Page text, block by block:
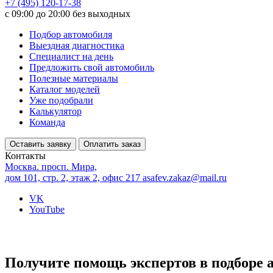
+7 (495) 120-17-38
с 09:00 до 20:00 без выходных
Подбор автомобиля
Выездная диагностика
Специалист на день
Предложить свой автомобиль
Полезные материалы
Каталог моделей
Уже подобрали
Калькулятор
Команда
Оставить заявку Оплатить заказ
Контакты
Москва. просп. Мира,
дом 101, стр. 2, этаж 2, офис 217 asafev.zakaz@mail.ru
VK
YouTube
Получите помощь экспертов в подборе